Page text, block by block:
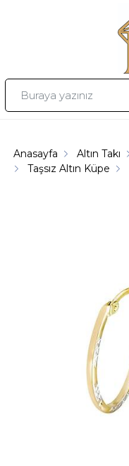
Anasayfa Altın Takı
Taşsız Altın Küpe